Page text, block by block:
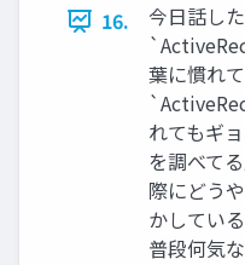
16.
今日話し
葉に慣れ
れてもギ
を調べて
際にどう
かしてい
普段何気